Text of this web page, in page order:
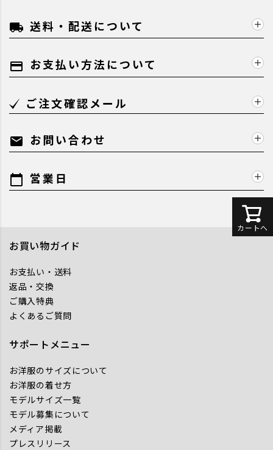
カートへ
local_shipping 送料・配送について
payment お支払い方法について
ご注文確認メール
mail お問い合わせ
calendar_today 営業日
お買い物ガイド
お支払い・送料
返品・交換
ご購入特典
よくあるご質問
サポートメニュー
お洋服のサイズについて
お洋服の着せ方
モデルサイズ一覧
モデル募集について
メディア掲載
プレスリリース